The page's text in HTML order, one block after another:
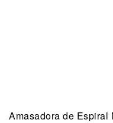
Amasadora de Espiral